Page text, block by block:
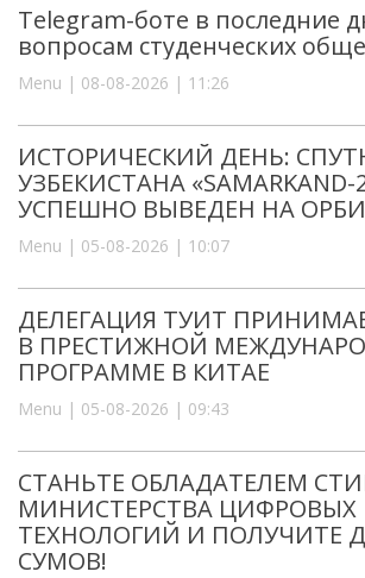
Telegram-боте в последние
вопросам студенческих
Menu | 08-08-2026 | 11:26
ИСТОРИЧЕСКИЙ ДЕНЬ:
УЗБЕКИСТАНА «SAMARKAND-
УСПЕШНО ВЫВЕДЕН НА
Menu | 05-08-2026 | 10:07
ДЕЛЕГАЦИЯ ТУИТ
В ПРЕСТИЖНОЙ
ПРОГРАММЕ В КИТАЕ
Menu | 05-08-2026 | 09:43
СТАНЬТЕ ОБЛАДАТЕЛЕМ
МИНИСТЕРСТВА ЦИФРОВЫХ
ТЕХНОЛОГИЙ И ПОЛУЧИТЕ
СУМОВ!